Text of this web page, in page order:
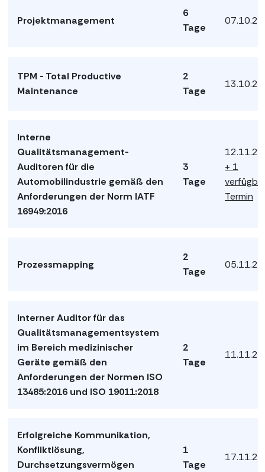
Projektmanagement
6
Tage
TPM - Total Productive
Maintenance
2
Tage
Interne
Qualitätsmanagement-
Auditoren für die
Automobilindustrie gemäß den
Anforderungen der Norm IATF
16949:2016
3
Tage
+ 1
Termin
Prozessmapping
2
Tage
Interner Auditor für das
Qualitätsmanagementsystem
im Bereich medizinischer
Geräte gemäß den
Anforderungen der Normen ISO
13485:2016 und ISO 19011:2018
2
Tage
Erfolgreiche Kommunikation,
Konfliktlösung,
Durchsetzungsvermögen
1
Tage